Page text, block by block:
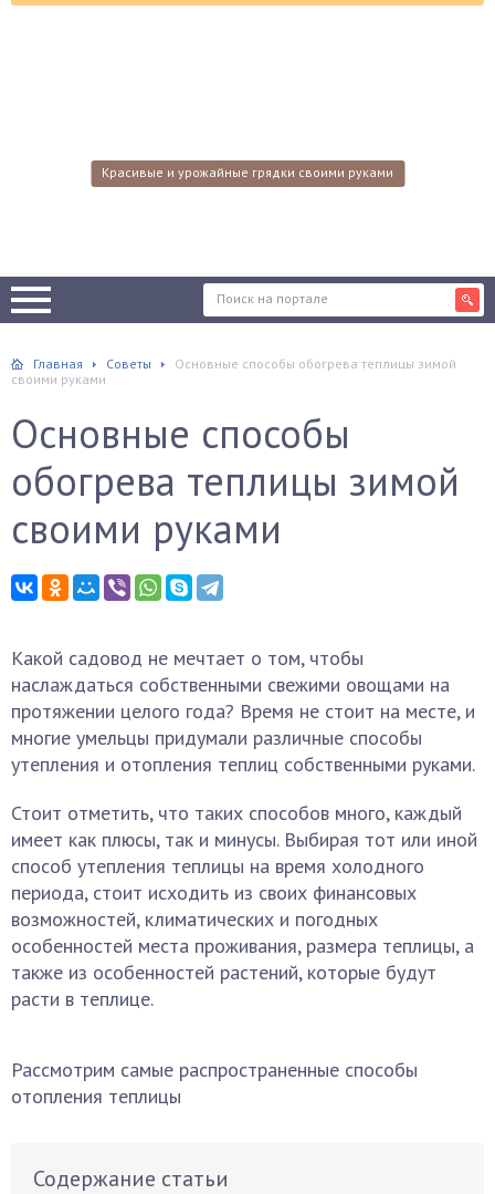
Красивые и урожайные грядки своими руками
Главная Советы
Основные способы обогрева теплицы зимой
своими руками
Основные способы
обогрева теплицы зимой
своими руками
Какой садовод не мечтает о том, чтобы
наслаждаться собственными свежими овощами на
протяжении целого года? Время не стоит на месте, и
многие умельцы придумали различные способы
утепления и отопления теплиц собственными руками.
Стоит отметить, что таких способов много, каждый
имеет как плюсы, так и минусы. Выбирая тот или иной
способ утепления теплицы на время холодного
периода, стоит исходить из своих финансовых
возможностей, климатических и погодных
особенностей места проживания, размера теплицы, а
также из особенностей растений, которые будут
расти в теплице.
Рассмотрим самые распространенные способы
отопления теплицы
Содержание статьи